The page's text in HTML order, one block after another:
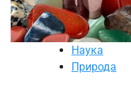
Наука
Природа